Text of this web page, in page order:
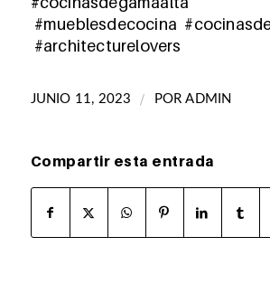
#mueblesdecocina
#architecturelovers
JUNIO 11, 2023 / PORADMIN
Compartir esta entrada